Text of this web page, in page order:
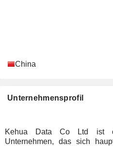
China
Unternehmensprofil
Kehua Data Co Ltd ist
Unternehmen, das sich